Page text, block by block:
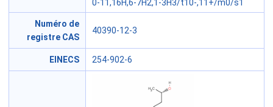
0-11,16H,6-7H2,1-3H3/t10-,11+/m0/s1
Numéro de
registre CAS
40390-12-3
EINECS 254-902-6